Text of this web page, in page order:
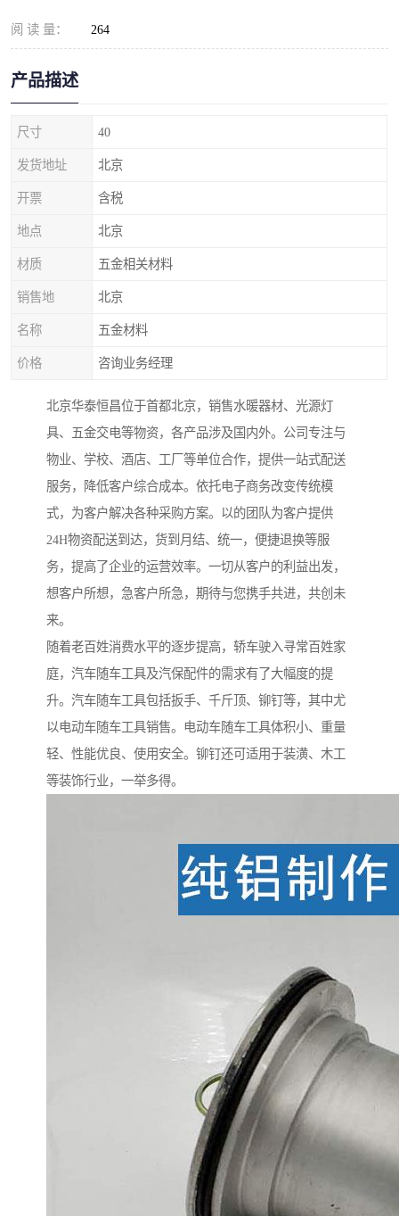
阅 读 量： 264
产品描述
尺寸 40
发货地址 北京
开票 含税
地点 北京
材质 五金相关材料
销售地 北京
名称 五金材料
价格 咨询业务经理
北京华泰恒昌位于首都北京，销售水暖器材、光源灯
具、五金交电等物资，各产品涉及国内外。公司专注与
物业、学校、酒店、工厂等单位合作，提供一站式配送
服务，降低客户综合成本。依托电子商务改变传统模
式，为客户解决各种采购方案。以的团队为客户提供
24H物资配送到达，货到月结、统一，便捷退换等服
务，提高了企业的运营效率。一切从客户的利益出发，
想客户所想，急客户所急，期待与您携手共进，共创未
来。
随着老百姓消费水平的逐步提高，轿车驶入寻常百姓家
庭，汽车随车工具及汽保配件的需求有了大幅度的提
升。汽车随车工具包括扳手、千斤顶、铆钉等，其中尤
以电动车随车工具销售。电动车随车工具体积小、重量
轻、性能优良、使用安全。铆钉还可适用于装潢、木工
等装饰行业，一举多得。